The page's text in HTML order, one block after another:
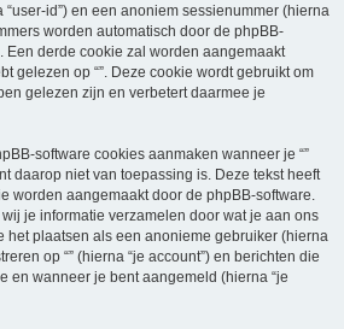
id”) en een anoniem sessienummer (hierna
worden automatisch door de phpBB-
Een derde cookie zal worden aangemaakt
gelezen op “”. Deze cookie wordt gebruikt om
gelezen zijn en verbetert daarmee je
software cookies aanmaken wanneer je “”
daarop niet van toepassing is. Deze tekst heeft
worden aangemaakt door de phpBB-software.
je informatie verzamelen door wat je aan ons
het plaatsen als een anonieme gebruiker (hierna
op “” (hierna “je account”) en berichten die
en wanneer je bent aangemeld (hierna “je